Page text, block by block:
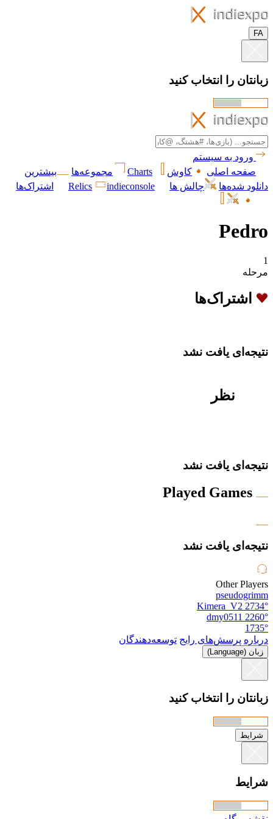
FA
زبانتان را انتخاب کنید
ورود به سیستم
صفحه اصلی
کاوش Charts مجموعه‌ها
بیشترین
دانلود شده‌ها
چالش ها Relics indieconsole اشتراک‌ها
Pedro
1
مرحله
اشتراک‌ها
نتیجه‌ای یافت نشد
نظر
نتیجه‌ای یافت نشد
Played Games
نتیجه‌ای یافت نشد
Other Players
pseudogrimm
2734°
Kimera_V2
2260°
dmy0511
1735°
درباره پرسش‌های رایج توسعه‌دهندگان
زبان (Language)
زبانتان را انتخاب کنید
شرایط
شرایط